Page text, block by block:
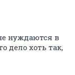
нуждаются в
дело хоть так,